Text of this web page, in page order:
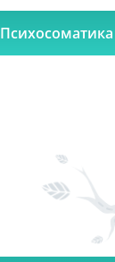
Психосоматика